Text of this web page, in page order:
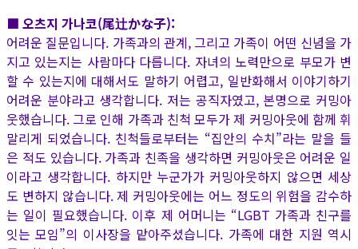
■ 오츠지 가나코(尾辻かな子):
어려운 질문입니다. 가족과의 관계, 그리고 가족이 어떤 신념을 가
지고 있는지는 사람마다 다릅니다. 자녀의 노력만으로 부모가 변
할 수 있는지에 대해서도 말하기 어렵고, 일반화해서 이야기하기
어려운 분야라고 생각합니다. 저는 공직자였고, 본명으로 커밍아
웃했습니다. 그로 인해 가족과 친척 모두가 제 커밍아웃에 함께 휘
말리게 되었습니다. 친척들로부터는 “집안의 수치”라는 말을 들
은 적도 있습니다. 가족과 친족을 생각하면 커밍아웃은 어려운 일
이라고 생각합니다. 하지만 누군가가 커밍아웃하지 않으면 세상
도 변하지 않습니다. 제 커밍아웃에는 어느 정도의 위험을 감수하
는 일이 필요했습니다. 이후 제 어머니는 “LGBT 가족과 친구를
잇는 모임”의 이사장을 맡아주셨습니다. 가족에 대한 지원 역시